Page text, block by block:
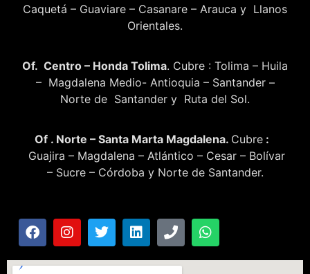
Caquetá – Guaviare – Casanare – Arauca y Llanos
Orientales.
Of. Centro – Honda Tolima. Cubre : Tolima – Huila
– Magdalena Medio- Antioquia – Santander –
Norte de Santander y Ruta del Sol.
Of . Norte – Santa Marta Magdalena. Cubre :
Guajira – Magdalena – Atlántico – Cesar – Bolívar
– Sucre – Córdoba y Norte de Santander.